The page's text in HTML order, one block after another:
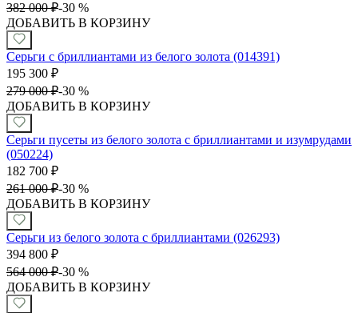
382 000 ₽-30 %
ДОБАВИТЬ В КОРЗИНУ
Серьги с бриллиантами из белого золота (014391)
195 300 ₽
279 000 ₽-30 %
ДОБАВИТЬ В КОРЗИНУ
Серьги пусеты из белого золота с бриллиантами и изумрудами
(050224)
182 700 ₽
261 000 ₽-30 %
ДОБАВИТЬ В КОРЗИНУ
Серьги из белого золота с бриллиантами (026293)
394 800 ₽
564 000 ₽-30 %
ДОБАВИТЬ В КОРЗИНУ